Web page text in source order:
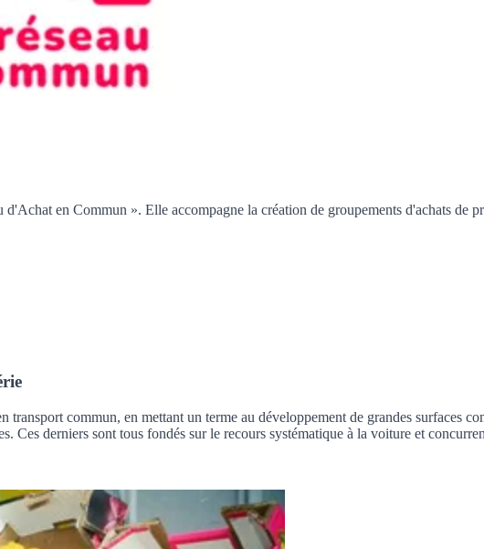
en Commun ». Elle accompagne la création de groupements d'achats de
commun, en mettant un terme au développement de grandes surfaces
Ces derniers sont tous fondés sur le recours systématique à la voiture et